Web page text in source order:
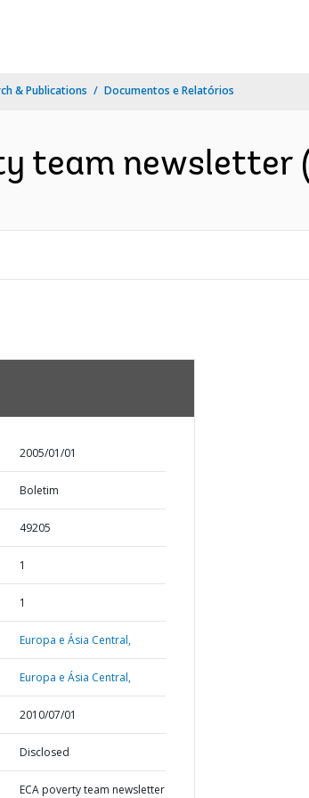
& Publications Documentos e Relatórios
team newsletter
2005/01/01
Boletim
49205
1
1
Europa e Ásia Central,
Europa e Ásia Central,
2010/07/01
Disclosed
ECA poverty team newsletter